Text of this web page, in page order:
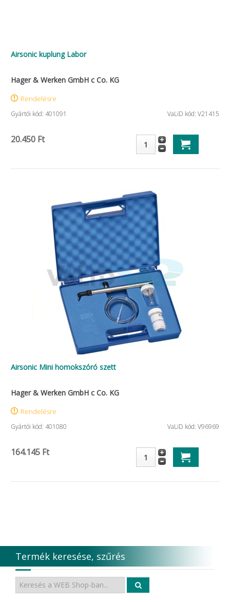
Airsonic kuplung Labor
Hager & Werken GmbH c Co. KG
Rendelésre
Gyártói kód: 401091 VaLiD kód: V21415
20.450 Ft
Airsonic Mini homokszóró szett
Hager & Werken GmbH c Co. KG
Rendelésre
Gyártói kód: 401080 VaLiD kód: V96969
164.145 Ft
Termék keresése, szűrés